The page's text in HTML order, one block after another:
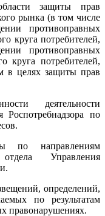
защиты прав
рынка (в том числе
противоправных
круга потребителей,
противоправных
круга потребителей,
в целях защиты прав
деятельности
Роспотребнадзора по
по направлениям
отдела Управления
определений,
по результатам
правонарушениях.